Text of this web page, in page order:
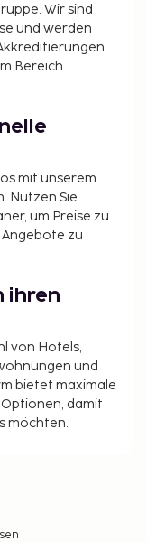
Wir sind
und werden
Bereich
mit unserem
Nutzen Sie
um Preise zu
zu
ihren
von Hotels,
und
bietet maximale
damit
möchten.